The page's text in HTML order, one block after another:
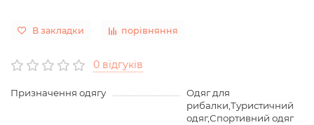
В закладки порівняння
0 відгуків
Призначення одягу
Одяг для
рибалки,Туристичний
одяг,Спортивний одяг